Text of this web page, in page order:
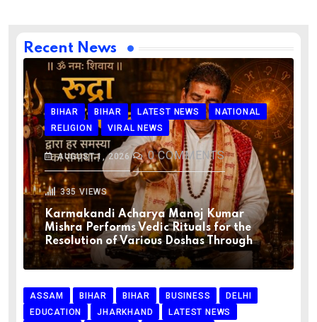
Recent News
BIHAR BIHAR LATEST NEWS
NATIONAL
RELIGION
VIRAL NEWS
AUGUST 1, 2026 0COMMENTS
335 VIEWS
Karmakandi Acharya Manoj Kumar
Mishra Performs Vedic Rituals for the
Resolution of Various Doshas Through
ASSAM BIHAR BIHAR BUSINESS
DELHI
EDUCATION
JHARKHAND
LATEST NEWS